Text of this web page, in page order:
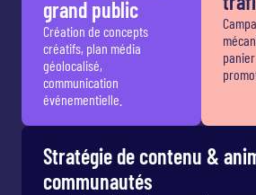
grand public
Création de concepts
créatifs, plan média
géolocalisé,
communication
événementielle.
Stratégie de contenu &
communautés